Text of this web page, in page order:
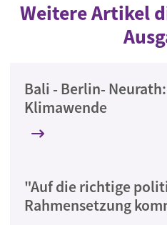
Weitere Artikel
Bali - Berlin-
Klimawende
"Auf die richtige
Rahmensetzung